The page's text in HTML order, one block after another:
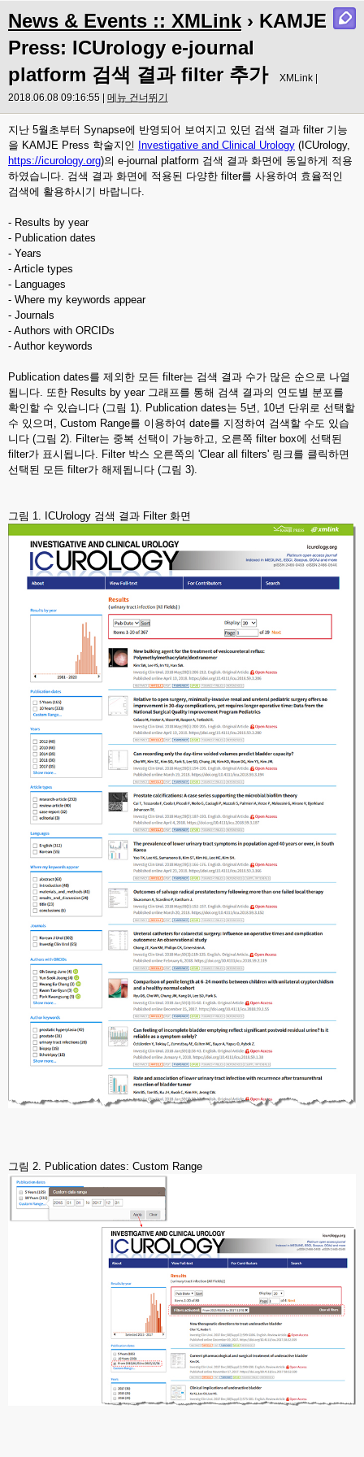
News & Events :: XMLink › KAMJE
Press: ICUrology e-journal
platform 검색 결과 filter 추가
XMLink |
2018.06.08 09:16:55 | 메뉴 건너뛰기
지난 5월초부터 Synapse에 반영되어 보여지고 있던 검색 결과 filter 기능
을 KAMJE Press 학술지인
Investigative and Clinical Urology (ICUrology,
https://icurology.org)의 e-journal platform 검색 결과 화면에 동일하게 적용
하였습니다. 검색 결과 화면에 적용된 다양한 filter를 사용하여 효율적인
검색에 활용하시기 바랍니다.
- Results by year
- Publication dates
- Years
- Article types
- Languages
- Where my keywords appear
- Journals
- Authors with ORCIDs
- Author keywords
Publication dates를 제외한 모든 filter는 검색 결과 수가 많은 순으로 나열
됩니다. 또한 Results by year 그래프를 통해 검색 결과의 연도별 분포를
확인할 수 있습니다 (그림 1). Publication dates는 5년, 10년 단위로 선택할
수 있으며, Custom Range를 이용하여 date를 지정하여 검색할 수도 있습
니다 (그림 2). Filter는 중복 선택이 가능하고, 오른쪽 filter box에 선택된
filter가 표시됩니다. Filter 박스 오른쪽의 'Clear all filters' 링크를 클릭하면
선택된 모든 filter가 해제됩니다 (그림 3).
그림 1. ICUrology 검색 결과 Filter 화면
그림 2. Publication dates: Custom Range